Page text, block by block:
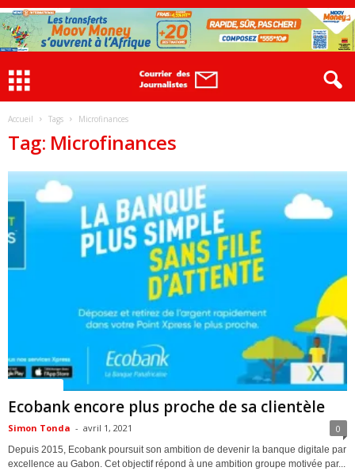
Accueil Tags Microfinances
Tag: Microfinances
Ecobank encore plus proche de sa clientèle
Simon Tonda - avril 1, 2021 0
Depuis 2015, Ecobank poursuit son ambition de devenir la banque digitale par
excellence au Gabon. Cet objectif répond à une ambition groupe motivée par...